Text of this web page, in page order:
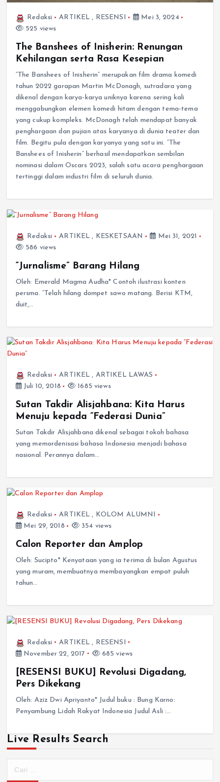
Redaksi ARTIKEL , RESENSI
Mei 3, 2024
525 views
The Banshees of Inisherin: Renungan
Kehilangan serta Rasa Kesepian
“The Banshees of Inisherin” merupakan film drama komedi
tahun 2022 garapan Martin McDonagh, sutradara yang
dikenal dengan karya-karya uniknya karena sering kali
menggabungkan elemen komedi hitam dengan tema-tema
yang cukup kompleks. McDonagh telah mendapat banyak
penghargaan dan pujian atas karyanya di dunia teater dan
film. Begitu pula dengan karyanya yang satu ini. “The
Banshees of Inisherin” berhasil mendapatkan sembilan
nominasi dalam Oscars 2023, salah satu acara penghargaan
tertinggi dalam industri film di seluruh dunia.
Redaksi ARTIKEL , KESKETSAAN
Mei 31, 2021
586 views
“Jurnalisme” Barang Hilang
Oleh: Emerald Magma Audha* Contoh ilustrasi konten
persma. “Telah hilang dompet sawo matang. Berisi KTM,
duit,…
Redaksi ARTIKEL , ARTIKEL LAWAS
Juli 10, 2018
1685 views
Sutan Takdir Alisjahbana: Kita Harus
Menuju kepada “Federasi Dunia”
Sutan Takdir Alisjahbana dikenal sebagai tokoh bahasa
yang memordenisasi bahasa Indonesia menjadi bahasa
nasional. Perannya dalam…
Redaksi ARTIKEL , KOLOM ALUMNI
Mei 29, 2018
354 views
Calon Reporter dan Amplop
Oleh: Sucipto* Kenyataan yang ia terima di bulan Agustus
yang muram, membuatnya membayangkan empat puluh
tahun…
Redaksi ARTIKEL , RESENSI
November 22, 2017
685 views
[RESENSI BUKU] Revolusi Digadang,
Pers Dikekang
Oleh: Aziz Dwi Apriyanto* Judul buku : Bung Karno:
Penyambung Lidah Rakyat Indonesia Judul Asli :…
Live Results Search